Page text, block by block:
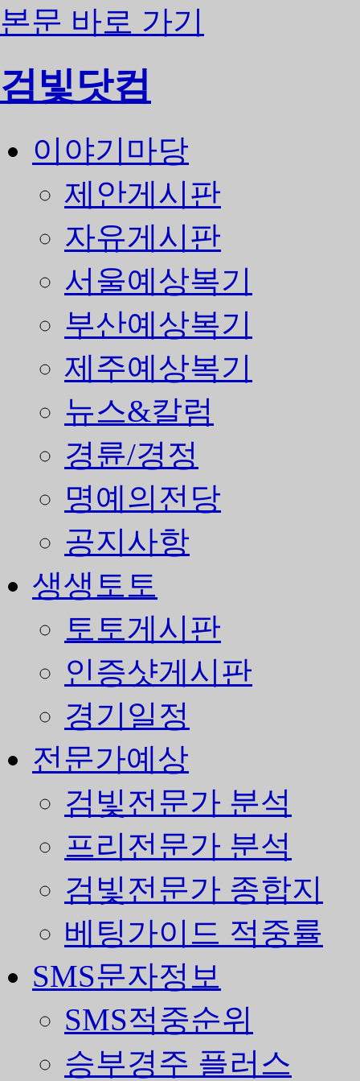
본문 바로 가기
검빛닷컴
이야기마당
제안게시판
자유게시판
서울예상복기
부산예상복기
제주예상복기
뉴스&칼럼
경륜/경정
명예의전당
공지사항
생생토토
토토게시판
인증샷게시판
경기일정
전문가예상
검빛전문가 분석
프리전문가 분석
검빛전문가 종합지
베팅가이드 적중률
SMS문자정보
SMS적중순위
승부경주 플러스